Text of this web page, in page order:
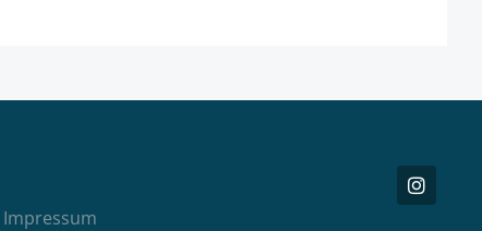
Impressum